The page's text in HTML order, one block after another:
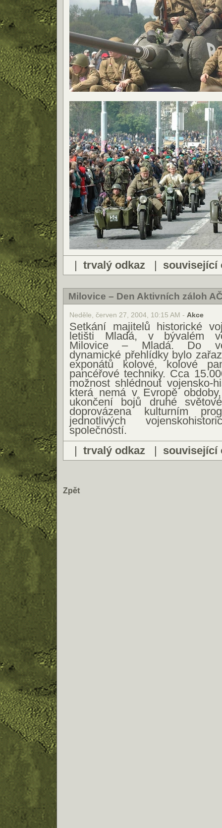
| trvalý odkaz | související
Milovice – Den Aktivních záloh
Neděle, červen 27, 2004, 10:15 AM - Akce
Setkání majitelů historické
letišti Mladá, v bývalém
Milovice – Mladá. Do
dynamické přehlídky bylo
exponátů kolové, kolové
pancéřové techniky. Cca
možnost shlédnout vojensko-
která nemá v Evropě
ukončení bojů druhé
doprovázena kulturním
jednotlivých
společností.
| trvalý odkaz | související
Zpět